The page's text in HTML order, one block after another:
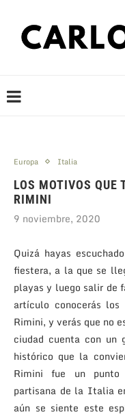
Europa Italia
LOS MOTIVOS QUE
RIMINI
9 noviembre, 2020
Quizá hayas
fiestera, a la que se
playas y luego salir de
artículo conocerás
Rimini, y verás que no
ciudad cuenta con un
histórico que la
Rimini fue un punto
partisana de la Italia
aún se siente este